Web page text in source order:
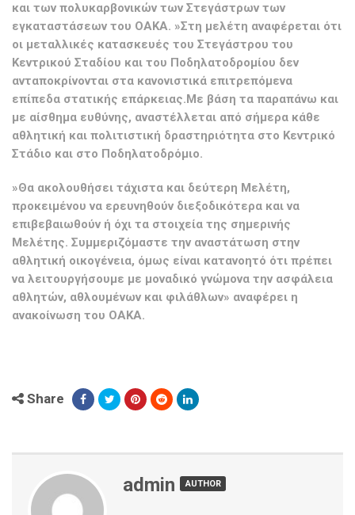
και των πολυκαρβονικών των Στεγάστρων των
εγκαταστάσεων του ΟΑΚΑ. »Στη μελέτη αναφέρεται ότι
οι μεταλλικές κατασκευές του Στεγάστρου του
Κεντρικού Σταδίου και του Ποδηλατοδρομίου δεν
ανταποκρίνονται στα κανονιστικά επιτρεπόμενα
επίπεδα στατικής επάρκειας.Με βάση τα παραπάνω και
με αίσθημα ευθύνης, αναστέλλεται από σήμερα κάθε
αθλητική και πολιτιστική δραστηριότητα στο Κεντρικό
Στάδιο και στο Ποδηλατοδρόμιο.
»Θα ακολουθήσει τάχιστα και δεύτερη Μελέτη,
προκειμένου να ερευνηθούν διεξοδικότερα και να
επιβεβαιωθούν ή όχι τα στοιχεία της σημερινής
Μελέτης. Συμμεριζόμαστε την αναστάτωση στην
αθλητική οικογένεια, όμως είναι κατανοητό ότι πρέπει
να λειτουργήσουμε με μοναδικό γνώμονα την ασφάλεια
αθλητών, αθλουμένων και φιλάθλων» αναφέρει η
ανακοίνωση του ΟΑΚΑ.
Share
admin AUTHOR